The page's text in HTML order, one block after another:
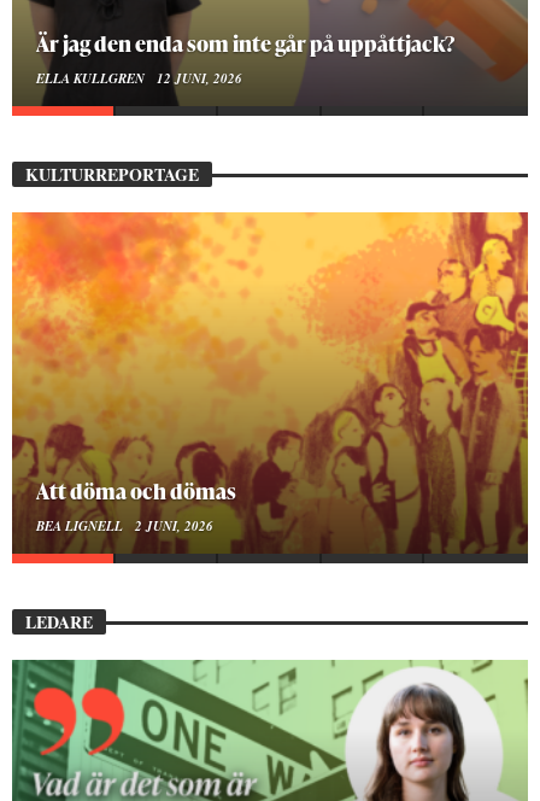
På stadsbiblioteket hittar jag det mänskliga
MOA LINDROTH 10 JUNI, 2026
KULTURREPORTAGE
Mellan ånger och ältande
BEA LIGNELL 23 MARS, 2026
LEDARE